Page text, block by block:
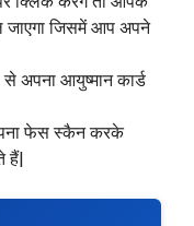
जिसमें आप अपने
अपना आयुष्मान कार्ड
फेस स्कैन करके
हैं|